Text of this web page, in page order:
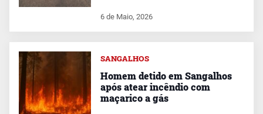
6 de Maio, 2026
SANGALHOS
Homem detido em Sangalhos
após atear incêndio com
maçarico a gás